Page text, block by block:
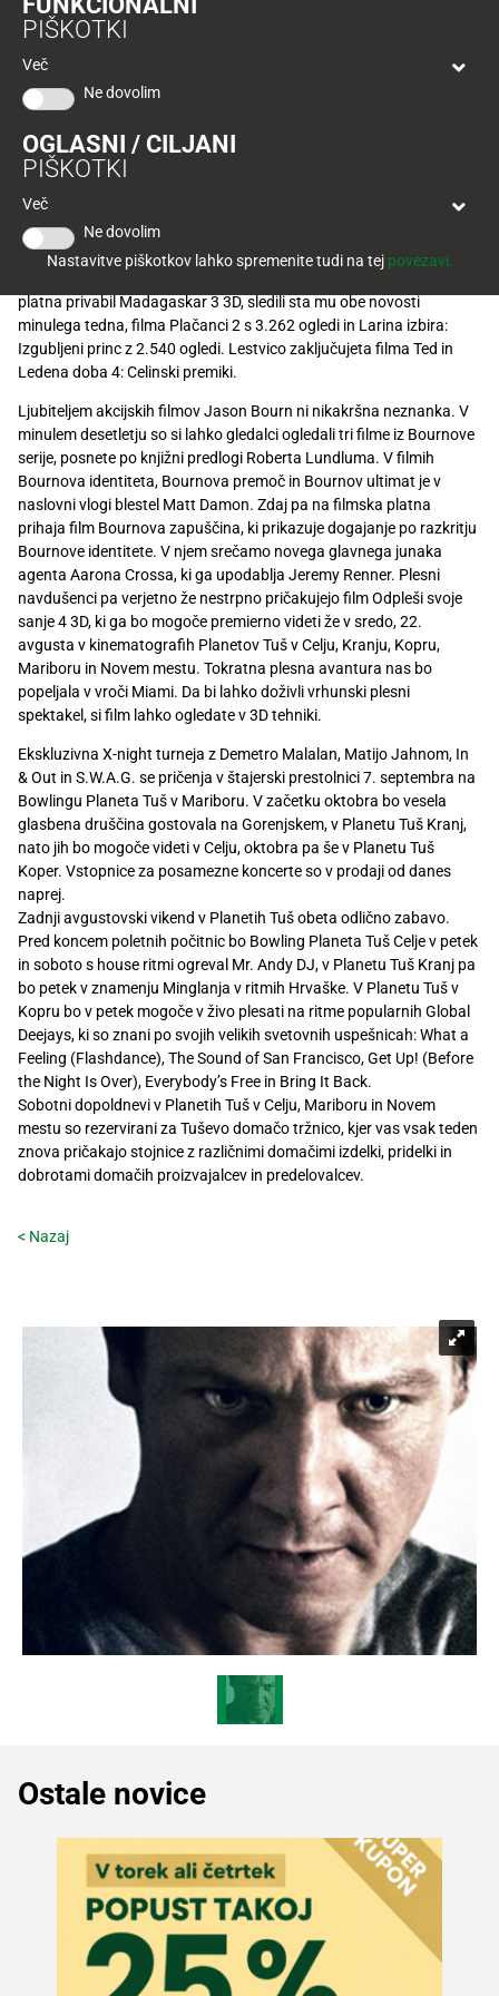
PIŠKOTKI
Več
Ne dovolim
OGLASNI / CILJANI
PIŠKOTKI
Več
Ne dovolim
Nastavitve piškotkov lahko spremenite tudi na tej povezavi.
Ponudba
velja
30.
2026
POGLEJTE IZDELKE
vročini v Planetih Tuš že pripravljajo program za
septembra otvoril prvi X-night večer z znanci iz
priljubljenega televizijskega resničnostnega šova, ki
je v slovensko glasbeno orbito izstrelil Matijo Jahna,
In & Out, S.W.A.G. in zmagovalko Demetro Bitenc.
Minuli vikend so v kinematografih Planetov Tuš zabeležili 13.377
platna privabil Madagaskar 3 3D, sledili sta mu obe novosti
minulega tedna, filma Plačanci 2 s 3.262 ogledi in Larina izbira:
Izgubljeni princ z 2.540 ogledi. Lestvico zaključujeta filma Ted in
Ledena doba 4: Celinski premiki.
Ljubiteljem akcijskih filmov Jason Bourn ni nikakršna neznanka. V
minulem desetletju so si lahko gledalci ogledali tri filme iz Bournove
serije, posnete po knjižni predlogi Roberta Lundluma. V filmih
Bournova identiteta, Bournova premoč in Bournov ultimat je v
naslovni vlogi blestel Matt Damon. Zdaj pa na filmska platna
prihaja film Bournova zapuščina, ki prikazuje dogajanje po razkritju
Bournove identitete. V njem srečamo novega glavnega junaka
agenta Aarona Crossa, ki ga upodablja Jeremy Renner. Plesni
navdušenci pa verjetno že nestrpno pričakujejo film Odpleši svoje
sanje 4 3D, ki ga bo mogoče premierno videti že v sredo, 22.
avgusta v kinematografih Planetov Tuš v Celju, Kranju, Kopru,
Mariboru in Novem mestu. Tokratna plesna avantura nas bo
popeljala v vroči Miami. Da bi lahko doživli vrhunski plesni
spektakel, si film lahko ogledate v 3D tehniki.
Ekskluzivna X-night turneja z Demetro Malalan, Matijo Jahnom, In
& Out in S.W.A.G. se pričenja v štajerski prestolnici 7. septembra na
Bowlingu Planeta Tuš v Mariboru. V začetku oktobra bo vesela
glasbena druščina gostovala na Gorenjskem, v Planetu Tuš Kranj,
nato jih bo mogoče videti v Celju, oktobra pa še v Planetu Tuš
Koper. Vstopnice za posamezne koncerte so v prodaji od danes
naprej.
Zadnji avgustovski vikend v Planetih Tuš obeta odlično zabavo.
Pred koncem poletnih počitnic bo Bowling Planeta Tuš Celje v petek
in soboto s house ritmi ogreval Mr. Andy DJ, v Planetu Tuš Kranj pa
bo petek v znamenju Minglanja v ritmih Hrvaške. V Planetu Tuš v
Kopru bo v petek mogoče v živo plesati na ritme popularnih Global
Deejays, ki so znani po svojih velikih svetovnih uspešnicah: What a
Feeling (Flashdance), The Sound of San Francisco, Get Up! (Before
the Night Is Over), Everybody’s Free in Bring It Back.
Sobotni dopoldnevi v Planetih Tuš v Celju, Mariboru in Novem
mestu so rezervirani za Tuševo domačo tržnico, kjer vas vsak teden
znova pričakajo stojnice z različnimi domačimi izdelki, pridelki in
dobrotami domačih proizvajalcev in predelovalcev.
< Nazaj
Ostale novice